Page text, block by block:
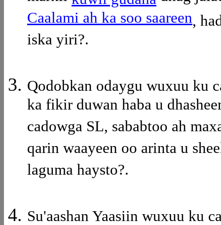
Caalami ah ka soo saareen,
iska yiri?.
Qodobkan odaygu wuxuu ku
ka fikir duwan haba u
cadowga SL, sababtoo ah
qarin waayeen oo arinta u
laguma haysto?.
Su'aashan Yaasiin wuxuu ku